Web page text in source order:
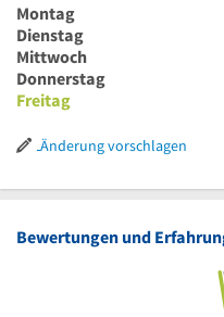
Montag
Dienstag
Mittwoch
Donnerstag
Freitag
Änderung vorschlagen
Bewertungen und